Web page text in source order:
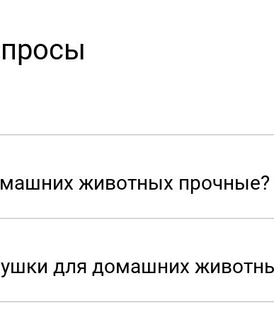
животных прочные?
для домашних